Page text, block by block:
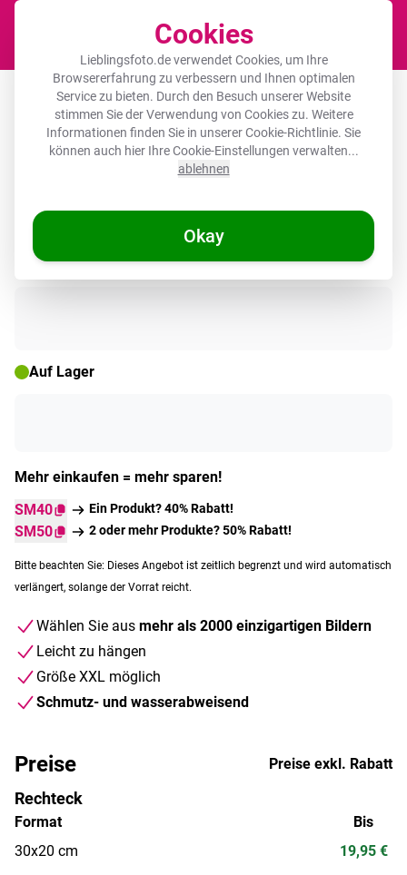
Cookies
Lieblingsfoto.de verwendet Cookies, um Ihre
Browsererfahrung zu verbessern und Ihnen optimalen
Service zu bieten. Durch den Besuch unserer Website
stimmen Sie der Verwendung von Cookies zu. Weitere
Informationen finden Sie in unsererCookie-Richtlinie. Sie
können auch hier Ihre Cookie-Einstellungen verwalten...
ablehnen
Okay
Leinwandbild - Dünen mit Strandhafer
in der Sonne des Nationalparks
Schleswig-Holsteinisches Wattenmeer
Auf Lager
Mehr einkaufen = mehr sparen!
SM40
Ein Produkt? 40% Rabatt!
SM50 2 oder mehr Produkte? 50% Rabatt!
Bitte beachten Sie: Dieses Angebot ist zeitlich begrenzt und wird automatisch
verlängert, solange der Vorrat reicht.
Wählen Sie aus mehr als 2000 einzigartigen Bildern
Leicht zu hängen
Größe XXL möglich
Schmutz- und wasserabweisend
Preise Preise exkl. Rabatt
Rechteck
Format
30x20 cm
Bis
19,95 €